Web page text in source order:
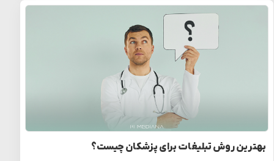
بهترین روش تبلیغات برای پزشکان چیست؟